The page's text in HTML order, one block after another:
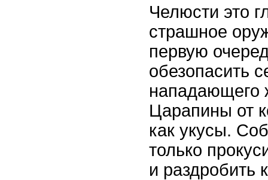
Челюсти это
страшное
первую
обезопасить
нападающего
Царапины от
как укусы.
только
и раздробить